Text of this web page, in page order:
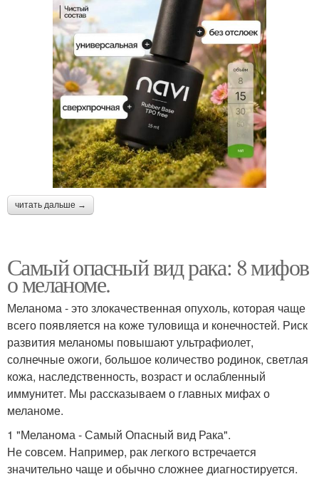
читать дальше →
Самый опасный вид рака: 8 мифов
о меланоме.
Меланома - это злокачественная опухоль, которая чаще
всего появляется на коже туловища и конечностей. Риск
развития меланомы повышают ультрафиолет,
солнечные ожоги, большое количество родинок, светлая
кожа, наследственность, возраст и ослабленный
иммунитет. Мы рассказываем о главных мифах о
меланоме.
1 "Меланома - Самый Опасный вид Рака".
Не совсем. Например, рак легкого встречается
значительно чаще и обычно сложнее диагностируется.